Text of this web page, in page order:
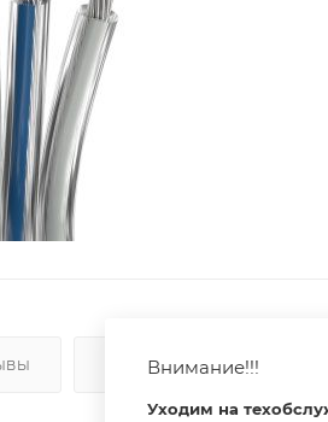
КАК КУПИТЬ
Внимание!!!
Уходим на